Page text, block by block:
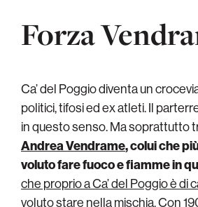
Forza
Ca’ del Poggio diventa un
politici, tifosi ed ex atleti. Il
in questo senso. Ma soprattutto
Andrea Vendrame, colui che
voluto fare fuoco e fiamme in
che proprio a Ca’ del Poggio è di
voluto stare nella mischia. Con